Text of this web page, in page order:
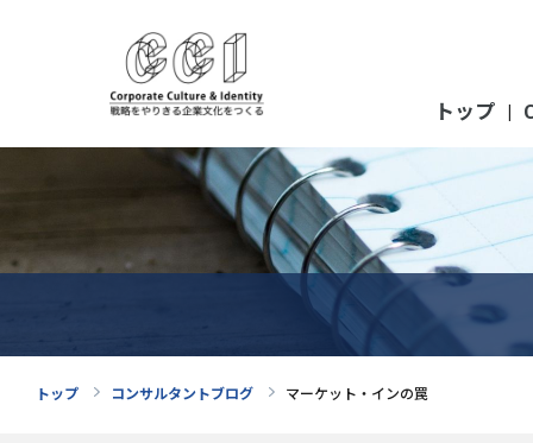
トップ |
トップ コンサルタントブログ マーケット・インの罠